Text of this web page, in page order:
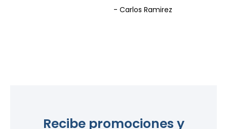
- Carlos Ramirez
Recibe promociones y